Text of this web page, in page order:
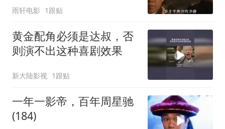
雨轩电影 1跟贴
黄金配角必须是达叔，否
则演不出这种喜剧效果
新大陆影视 1跟贴
一年一影帝，百年周星驰
(184)